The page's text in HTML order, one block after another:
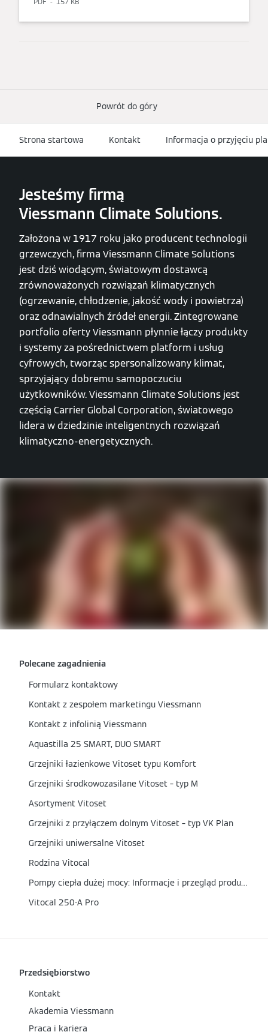
Powrót do góry
Strona startowa Kontakt Informacja o przyjęciu
Jesteśmy firmą
Viessmann Climate Solutions.
Założona w 1917 roku jako producent technologii
grzewczych, firma Viessmann Climate Solutions
jest dziś wiodącym, światowym dostawcą
zrównoważonych rozwiązań klimatycznych
(ogrzewanie, chłodzenie, jakość wody i powietrza)
oraz odnawialnych źródeł energii. Zintegrowane
portfolio oferty Viessmann płynnie łączy produkty
i systemy za pośrednictwem platform i usług
cyfrowych, tworząc spersonalizowany klimat,
sprzyjający dobremu samopoczuciu
użytkowników. Viessmann Climate Solutions jest
częścią Carrier Global Corporation, światowego
lidera w dziedzinie inteligentnych rozwiązań
klimatyczno-energetycznych.
Polecane zagadnienia
Formularz kontaktowy
Kontakt z zespołem marketingu Viessmann
Kontakt z infolinią Viessmann
Aquastilla 25 SMART, DUO SMART
Grzejniki łazienkowe Vitoset typu Komfort
Grzejniki środkowozasilane Vitoset – typ M
Asortyment Vitoset
Grzejniki z przyłączem dolnym Vitoset – typ VK Plan
Grzejniki uniwersalne Vitoset
Rodzina Vitocal
Pompy ciepła dużej mocy: Informacje i przegląd produktów
Vitocal 250-A Pro
Przedsiębiorstwo
Kontakt
Akademia Viessmann
Praca i kariera